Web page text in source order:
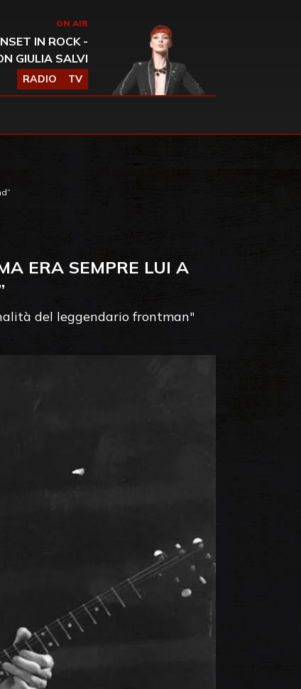
ON AIR
IN ROCK -
GIULIA SALVI
RADIO TV
ERA SEMPRE LUI A
del leggendario frontman"